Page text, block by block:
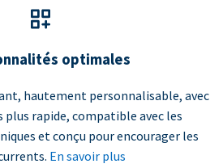
optimales
hautement personnalisable, avec
plus rapide, compatible avec les
et conçu pour encourager les
En savoir plus